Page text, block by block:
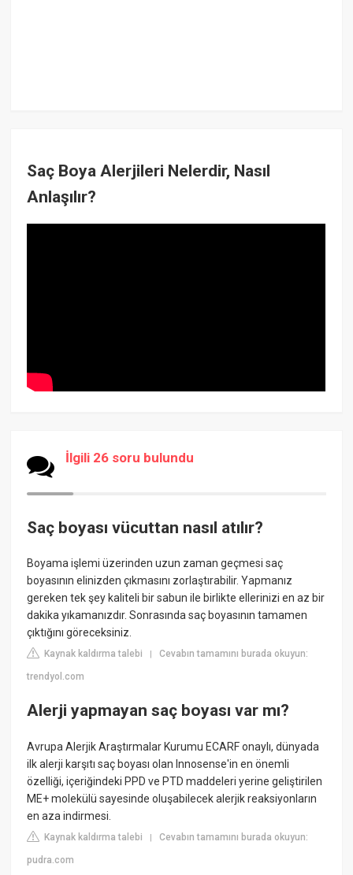
Saç Boya Alerjileri Nelerdir, Nasıl
Anlaşılır?
İlgili 26 soru bulundu
Saç boyası vücuttan nasıl atılır?
Boyama işlemi üzerinden uzun zaman geçmesi saç
boyasının elinizden çıkmasını zorlaştırabilir. Yapmanız
gereken tek şey kaliteli bir sabun ile birlikte ellerinizi en az bir
dakika yıkamanızdır. Sonrasında saç boyasının tamamen
çıktığını göreceksiniz.
Kaynak kaldırma talebi |Cevabın tamamını burada okuyun:
trendyol.com
Alerji yapmayan saç boyası var mı?
Avrupa Alerjik Araştırmalar Kurumu ECARF onaylı, dünyada
ilk alerji karşıtı saç boyası olan Innosense'in en önemli
özelliği, içeriğindeki PPD ve PTD maddeleri yerine geliştirilen
ME+ molekülü sayesinde oluşabilecek alerjik reaksiyonların
en aza indirmesi.
Kaynak kaldırma talebi |Cevabın tamamını burada okuyun:
pudra.com